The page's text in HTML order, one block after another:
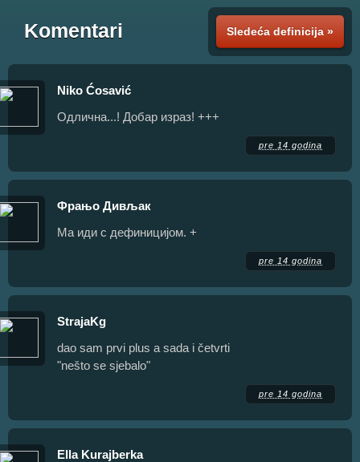
Sledeća definicija »
Komentari
Niko Ćosavić
Одлична...! Добар израз! +++
pre 14 godina
Фрањо Дивљак
Ма иди с дефиницијом. +
pre 14 godina
StrajaKg
dao sam prvi plus a sada i četvrti
"nešto se sjebalo"
pre 14 godina
Ella Kurajberka